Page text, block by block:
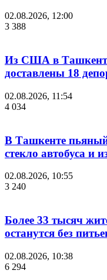
02.08.2026, 12:00
3 388
Из США в Ташкент
доставлены 18
02.08.2026, 11:54
4 034
В Ташкенте
стекло автобуса и
02.08.2026, 10:55
3 240
Более 33 тысяч
останутся без
02.08.2026, 10:38
6 294